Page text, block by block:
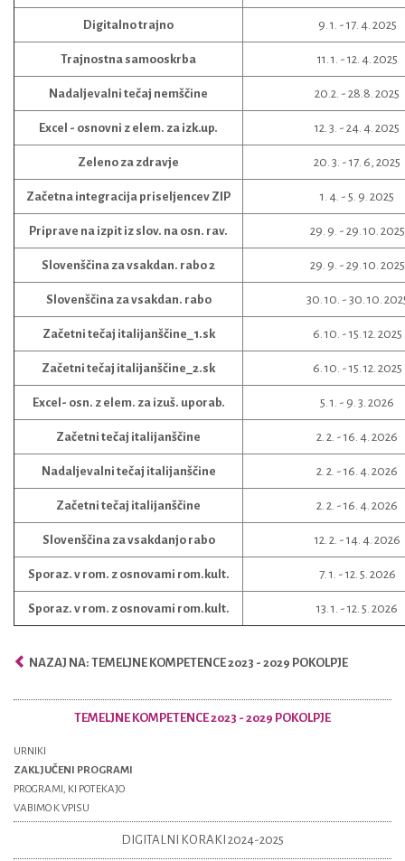
Digitalno trajno 9. 1. - 17. 4. 2025
Trajnostna samooskrba 11. 1. - 12. 4. 2025
Nadaljevalni tečaj nemščine 20.2. - 28.8. 2025
Excel - osnovni z elem. za izk.up. 12. 3. - 24. 4. 2025
Zeleno za zdravje 20. 3. - 17. 6, 2025
Začetna integracija priseljencev ZIP 1. 4. - 5. 9. 2025
Priprave na izpit iz slov. na osn. rav. 29. 9. - 29. 10. 2025
Slovenščina za vsakdan. rabo 2 29. 9. - 29. 10. 2025
Slovenščina za vsakdan. rabo 30. 10. - 30. 10.
Začetni tečaj italijanščine_1.sk 6. 10. - 15. 12. 2025
Začetni tečaj italijanščine_2.sk 6. 10. - 15. 12. 2025
Excel- osn. z elem. za izuš. uporab. 5. 1. - 9. 3. 2026
Začetni tečaj italijanščine 2. 2. - 16. 4. 2026
Nadaljevalni tečaj italijanščine 2. 2. - 16. 4. 2026
Začetni tečaj italijanščine 2. 2. - 16. 4. 2026
Slovenščina za vsakdanjo rabo 12. 2. - 14. 4. 2026
Sporaz. v rom. z osnovami rom.kult. 7. 1. - 12. 5. 2026
Sporaz. v rom. z osnovami rom.kult. 13. 1. - 12. 5. 2026
NAZAJ NA: TEMELJNE KOMPETENCE 2023 - 2029 POKOLPJE
TEMELJNE KOMPETENCE 2023 - 2029 POKOLPJE
URNIKI
ZAKLJUČENI PROGRAMI
PROGRAMI, KI POTEKAJO
VABIMO K VPISU
DIGITALNI KORAKI 2024-2025